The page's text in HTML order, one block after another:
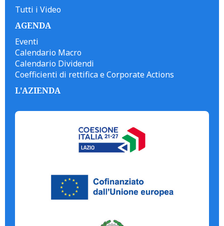
Tutti i Video
AGENDA
Eventi
Calendario Macro
Calendario Dividendi
Coefficienti di rettifica e Corporate Actions
L'AZIENDA